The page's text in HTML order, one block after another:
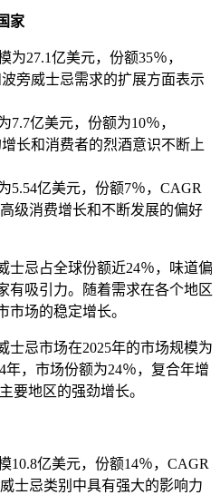
家
27.1亿美元，份额35％，
旁威士忌需求的扩展方面表示
亿美元，份额为10％，
长和消费者的烈酒意识不断上
5.54亿美元，份额7％，CAGR
级消费增长和不断发展的偏好
士忌占全球份额近24％，味道偏
有吸引力。随着需求在各个地区
市场的稳定增长。
士忌市场在2025年的市场规模为
年，市场份额为24％，复合年增
要地区的强劲增长。
10.8亿美元，份额14％，CAGR
士忌类别中具有强大的影响力